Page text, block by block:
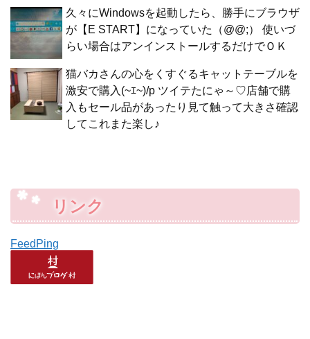
久々にWindowsを起動したら、勝手にブラウザ
が【E START】になっていた（@@;） 使いづ
らい場合はアンインストールするだけでＯＫ
猫バカさんの心をくすぐるキャットテーブルを
激安で購入(~ｴ~)/p ツイテたにゃ～♡店舗で購
入もセール品があったり見て触って大きさ確認
してこれまた楽し♪
リンク
FeedPing